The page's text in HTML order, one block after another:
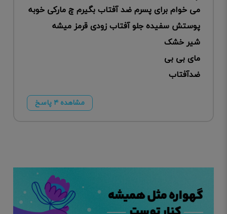
می خوام برای پسرم ضد آفتاب بگیرم چ مارکی خوبه
پوستش سفیده جلو آفتاب زودی قرمز میشه
شیر خشک
مای بی بی
ضدآفتاب
مشاهده ۴ پاسخ